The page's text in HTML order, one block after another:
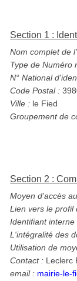
Section 1 :
Nom complet de
Type de Numéro
N° National
Code Postal :
Ville : le Fied
Groupement de
Section 2 :
Moyen d'accès
Lien vers le profil
Identifiant
L'intégralité des
Utilisation de
Contact : Leclerc
email : mairie-le-